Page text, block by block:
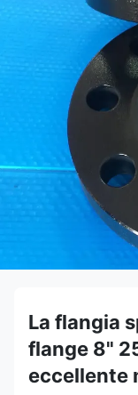
La flangia
flange 8"
eccellente